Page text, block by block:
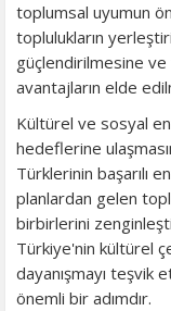
toplumsal uyumun
toplulukların
güçlendirilmesine
avantajların elde
Kültürel ve sosyal
hedeflerine
Türklerinin başarılı
planlardan gelen
birbirlerini
Türkiye'nin kültürel
dayanışmayı teşvik
önemli bir adımdır.